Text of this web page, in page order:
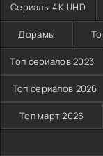
Сериалы 4K UHD
Дорамы
Топ сериалов 2023
Топ сериалов 2026
Топ март 2026